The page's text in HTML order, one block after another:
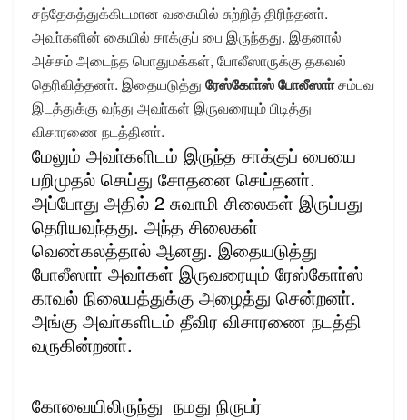
சந்தேகத்துக்கிடமான வகையில் சுற்றித் திரிந்தனா்.
அவா்களின் கையில் சாக்குப் பை இருந்தது. இதனால்
அச்சம் அடைந்த பொதுமக்கள், போலீஸாருக்கு தகவல்
தெரிவித்தனா். இதையடுத்து ரேஸ்கோா்ஸ் போலீஸாா்சம்பவ
இடத்துக்கு வந்து அவா்கள் இருவரையும் பிடித்து
விசாரணை நடத்தினா்.
மேலும் அவா்களிடம் இருந்த சாக்குப் பையை
பறிமுதல் செய்து சோதனை செய்தனா்.
அப்போது அதில் 2 சுவாமி சிலைகள் இருப்பது
தெரியவந்தது. அந்த சிலைகள்
வெண்கலத்தால் ஆனது. இதையடுத்து
போலீஸாா் அவா்கள் இருவரையும் ரேஸ்கோா்ஸ்
காவல் நிலையத்துக்கு அழைத்து சென்றனா்.
அங்கு அவா்களிடம் தீவிர விசாரணை நடத்தி
வருகின்றனா்.
கோவையிலிருந்து நமது நிருபர்